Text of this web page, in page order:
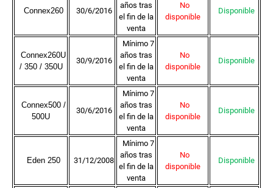
Connex260 30/6/2016
años tras
el fin de la
venta
No
disponible
Disponible
Connex260U
/ 350 / 350U
30/9/2016
Mínimo 7
años tras
el fin de la
venta
No
disponible
Disponible
Connex500 /
500U
30/6/2016
Mínimo 7
años tras
el fin de la
venta
No
disponible
Disponible
Eden 250 31/12/2008
Mínimo 7
años tras
el fin de la
venta
No
disponible
Disponible